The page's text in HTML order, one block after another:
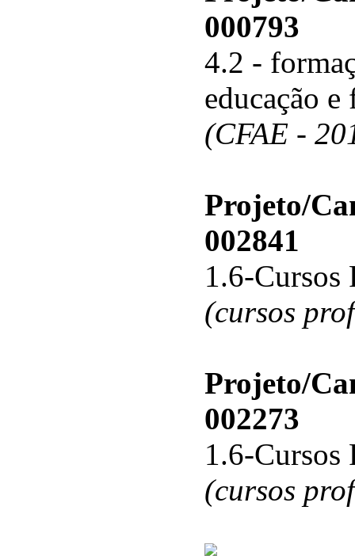
000793
4.2 -
educação e
(CFAE -
Projeto/
002841
1.6-Cursos
(cursos
Projeto/
002273
1.6-Cursos
(cursos